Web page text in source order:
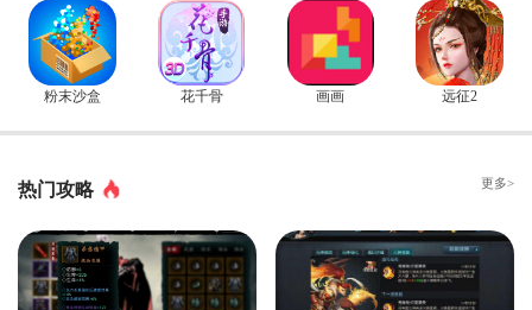
粉末沙盒 花千骨 画画 远征2
热门攻略 更多>